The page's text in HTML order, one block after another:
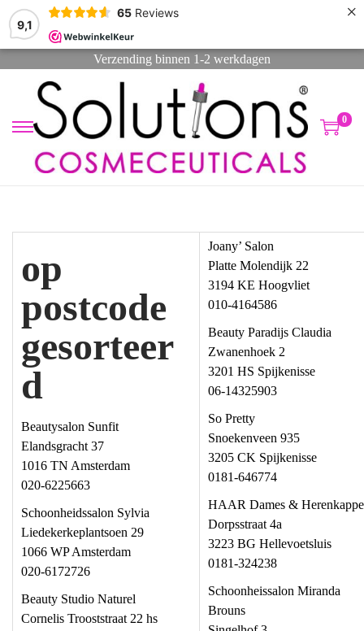
9,1
65 Reviews ×
Verzending binnen 1-2 werkdagen
G
a
n
G
a
n
0
op
postcode
gesorteer
d
Beautysalon Sunfit
Elandsgracht 37
1016 TN Amsterdam
020-6225663
Schoonheidssalon Sylvia
Liedekerkeplantsoen 29
1066 WP Amsterdam
020-6172726
Beauty Studio Naturel
Cornelis Trooststraat 22 hs
Joany’ Salon
Platte Molendijk 22
3194 KE Hoogvliet
010-4164586
Beauty Paradijs Claudia
Zwanenhoek 2
3201 HS Spijkenisse
06-14325903
So Pretty
Snoekenveen 935
3205 CK Spijkenisse
0181-646774
HAAR Dames &
Dorpsstraat 4a
3223 BG Hellevoetsluis
0181-324238
Schoonheissalon Miranda
Brouns